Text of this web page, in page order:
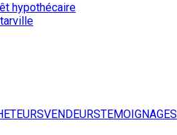
hypothécaire
VENDEURSTEMOIGNAGES